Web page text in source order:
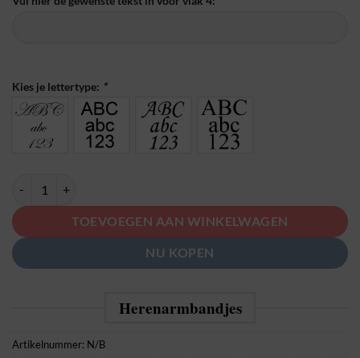
Kies je lettertype: *
TOEVOEGEN AAN WINKELWAGEN
NU KOPEN
Herenarmbandjes
Artikelnummer: N/B